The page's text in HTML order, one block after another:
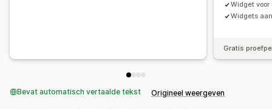
Widget
Widgets
Gratis
Bevat automatisch vertaalde tekst Origineel weergeven